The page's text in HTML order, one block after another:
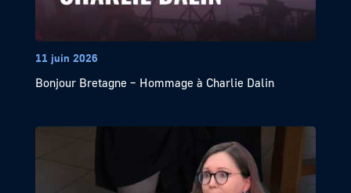
11 juin 2026
Bonjour Bretagne – Hommage à Charlie Dalin